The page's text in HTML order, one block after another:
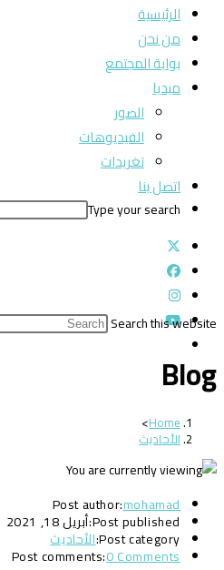
الرئيسية
من نحن
بوابة المجتمع
ميديا
الصور
الفيديوهات
تغريدات
اتصل بنا
Type your search
Search this website
Blog
Home
>
الأحاديث
Post author:mohamad
Post published:أبريل 18, 2021
Post category:الأحاديث
Post comments:0 Comments